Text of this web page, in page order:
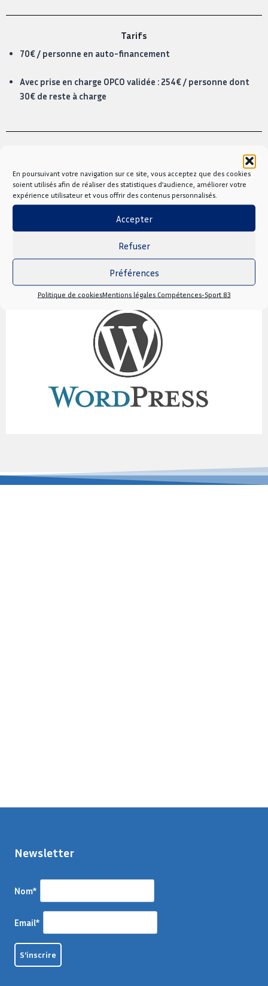
En poursuivant votre navigation sur ce site, vous acceptez que des cookies
soient utilisés afin de réaliser des statistiques d’audience, améliorer votre
expérience utilisateur et vous offrir des contenus personnalisés.
Accepter
Refuser
Préférences
Politique de cookiesMentions légales Compétences-Sport 83
Tarifs
70€ / personne en auto-financement
Avec prise en charge OPCO validée : 254€ / personne dont
30€ de reste à charge
17/09/26
16/02/27
Nous contacter
Newsletter
Nom*
Email*